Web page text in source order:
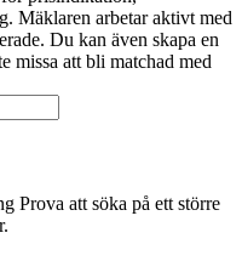
Mäklaren arbetar aktivt med
Du kan även skapa en
missa att bli matchad med
Prova att söka på ett större